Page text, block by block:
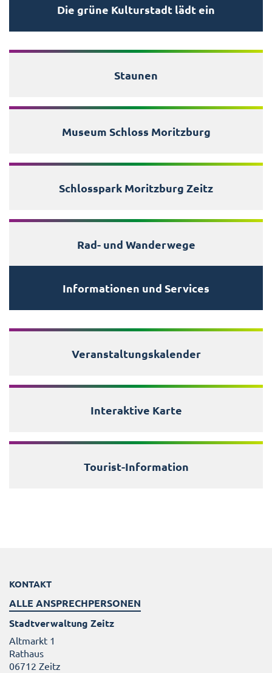
Die grüne Kulturstadt lädt ein
Staunen
Museum Schloss Moritzburg
Schlosspark Moritzburg Zeitz
Rad- und Wanderwege
Informationen und Services
Veranstaltungskalender
Interaktive Karte
Tourist-Information
KONTAKT
ALLE ANSPRECHPERSONEN
Stadtverwaltung Zeitz
Altmarkt 1
Rathaus
06712 Zeitz